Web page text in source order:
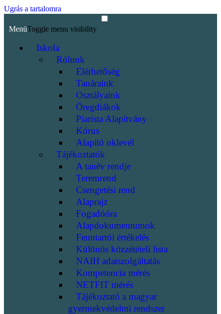
Ugrás a tartalomra
MenüToggle menu visibility
Iskola
Rólunk
Elérhetőség
Tanáraink
Osztályaink
Öregdiákok
Piarista Alapítvány
Kórus
Alapító oklevél
Tájékoztatók
A tanév rendje
Teremrend
Csengetési rend
Alaprajz
Fogadóóra
Alapdokumentumok
Fenntartói értékelés
Különös közzétételi lista
NAIH adatszolgáltatás
Kompetencia mérés
NETFIT mérés
Tájékoztató a magyar
gyermekvédelmi rendszer